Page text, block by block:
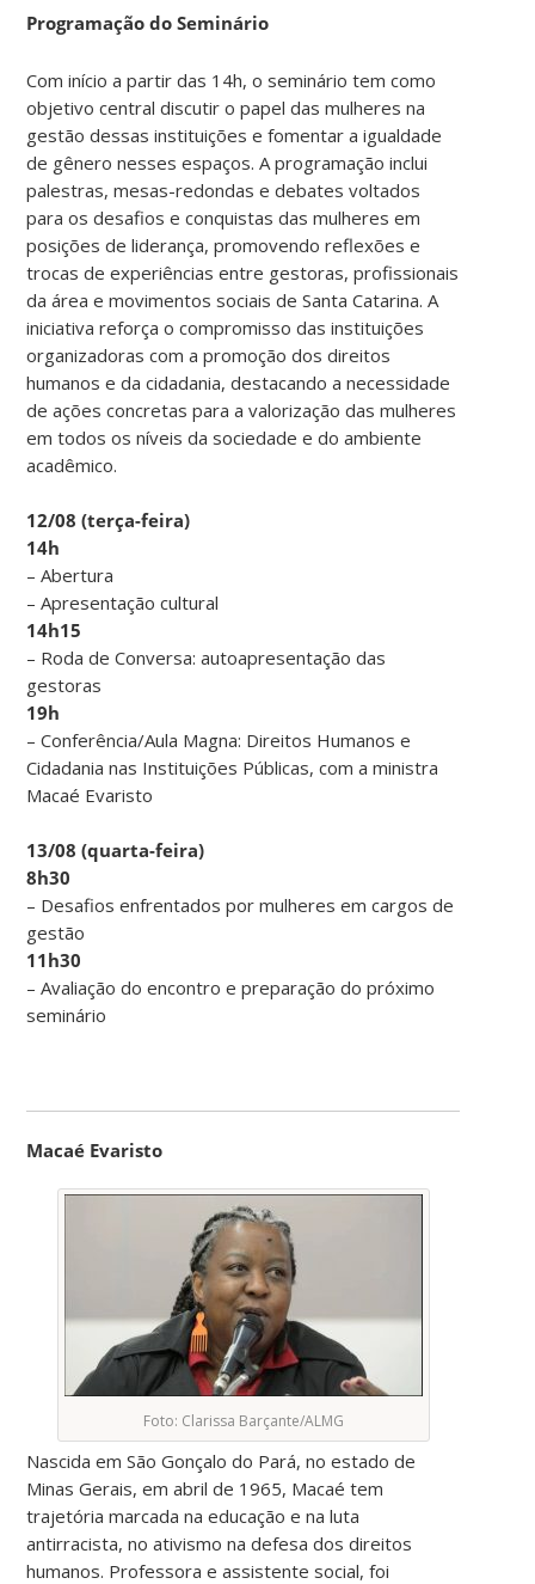
Programação do Seminário
Com início a partir das 14h, o seminário tem como
objetivo central discutir o papel das mulheres na
gestão dessas instituições e fomentar a igualdade
de gênero nesses espaços. A programação inclui
palestras, mesas-redondas e debates voltados
para os desafios e conquistas das mulheres em
posições de liderança, promovendo reflexões e
trocas de experiências entre gestoras, profissionais
da área e movimentos sociais de Santa Catarina. A
iniciativa reforça o compromisso das instituições
organizadoras com a promoção dos direitos
humanos e da cidadania, destacando a necessidade
de ações concretas para a valorização das mulheres
em todos os níveis da sociedade e do ambiente
acadêmico.
12/08 (terça-feira)
14h
– Abertura
– Apresentação cultural
14h15
– Roda de Conversa: autoapresentação das
gestoras
19h
– Conferência/Aula Magna: Direitos Humanos e
Cidadania nas Instituições Públicas, com a ministra
Macaé Evaristo
13/08 (quarta-feira)
8h30
– Desafios enfrentados por mulheres em cargos de
gestão
11h30
– Avaliação do encontro e preparação do próximo
seminário
Macaé Evaristo
Foto: Clarissa Barçante/ALMG
Nascida em São Gonçalo do Pará, no estado de
Minas Gerais, em abril de 1965, Macaé tem
trajetória marcada na educação e na luta
antirracista, no ativismo na defesa dos direitos
humanos. Professora e assistente social, foi